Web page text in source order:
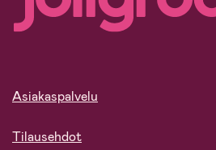
Asiakaspalvelu
Tilausehdot